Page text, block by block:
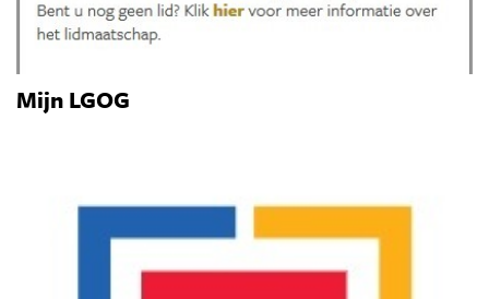
Mijn LGOG